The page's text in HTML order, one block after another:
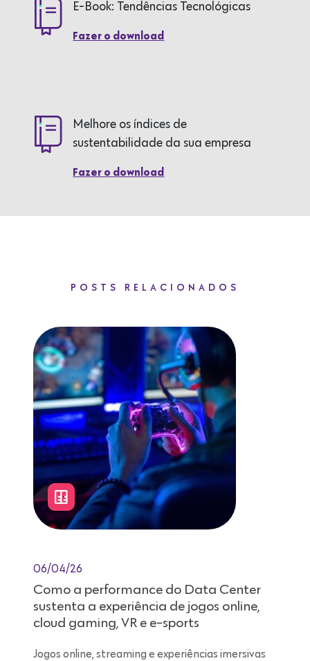
E-Book: Tendências Tecnológicas
Fazer o download
Melhore os índices de
sustentabilidade da sua empresa
Fazer o download
POSTS RELACIONADOS
06/04/26
Como a performance do Data Center
sustenta a experiência de jogos online,
cloud gaming, VR e e-sports
Jogos online, streaming e experiências imersivas